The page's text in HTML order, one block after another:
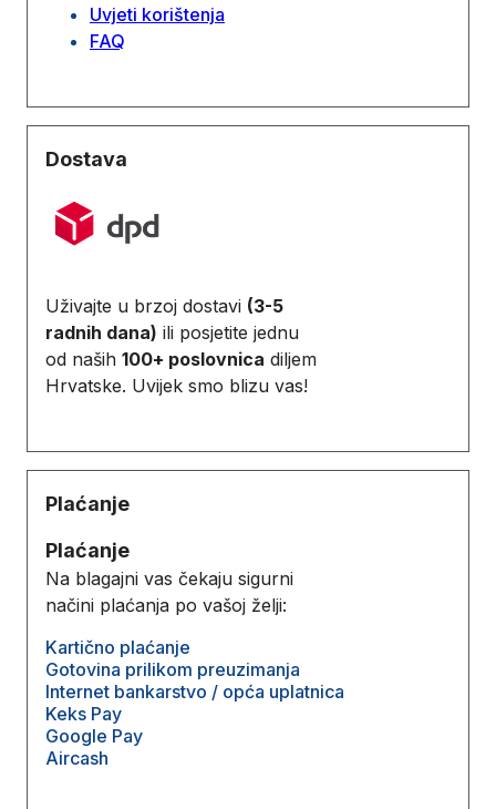
Uvjeti korištenja
FAQ
Dostava
Uživajte u brzoj dostavi (3-5
radnih dana) ili posjetite jednu
od naših 100+ poslovnica diljem
Hrvatske. Uvijek smo blizu vas!
Plaćanje
Plaćanje
Na blagajni vas čekaju sigurni
načini plaćanja po vašoj želji:
Kartično plaćanje
Gotovina prilikom preuzimanja
Internet bankarstvo / opća uplatnica
Keks Pay
Google Pay
Aircash